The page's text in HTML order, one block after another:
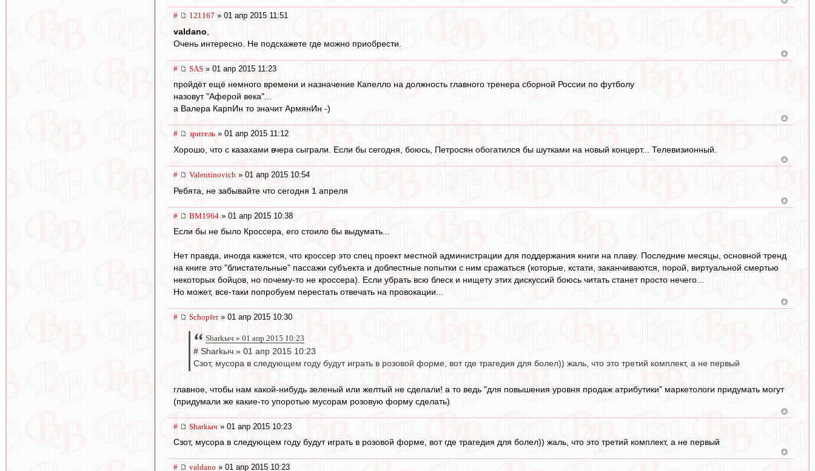
# 121167 » 01 апр 2015 11:51
valdano
Очень интересно. Не подскажете где можно приобрести.
# SAS » 01 апр 2015 11:23
пройдёт ещё немного времени и назначение Капелло на должность главного тренера сборной России по футболу
назовут "Аферой века"...
а Валера КарпИн то значит АрмянИн -)
# зpитель » 01 апр 2015 11:12
Хорошо, что с казахами вчера сыграли. Если бы сегодня, боюсь, Петросян обогатился бы шутками на новый концерт... Телевизионный.
# Valentinovich » 01 апр 2015 10:54
Ребята, не забывайте что сегодня 1 апреля
# BM1964 » 01 апр 2015 10:38
Если бы не было Кроссера, его стоило бы выдумать...
Нет правда, иногда кажется, что кроссер это спец проект местной администрации для поддержания книги на плаву. Последние месяцы, основной тренд
на книге это "блистательные" пассажи субъекта и доблестные попытки с ним сражаться (которые, кстати, заканчиваются, порой, виртуальной смертью
некоторых бойцов, но почему-то не кроссера). Если убрать всю блеск и нищету этих дискуссий боюсь читать станет просто нечего...
Но может, все-таки попробуем перестать отвечать на провокации...
# Schopfer» 01 апр 2015 10:30
Sharkыч » 01 апр 2015 10:23
# Sharkыч » 01 апр 2015 10:23
Сзот, мусора в следующем году будут играть в розовой форме, вот где трагедия для болел)) жаль, что это третий комплект, а не первый
главное, чтобы нам какой-нибудь зеленый или желтый не сделали! а то ведь "для повышения уровня продаж атрибутики" маркетологи придумать могут
(придумали же какие-то упоротые мусорам розовую форму сделать)
# Sharkыч » 01 апр 2015 10:23
Сзот, мусора в следующем году будут играть в розовой форме, вот где трагедия для болел)) жаль, что это третий комплект, а не первый
# valdano » 01 апр 2015 10:23